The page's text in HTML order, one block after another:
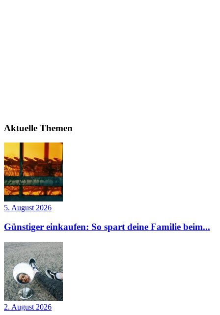
Aktuelle Themen
5. August 2026
Günstiger einkaufen: So spart deine Familie beim...
2. August 2026